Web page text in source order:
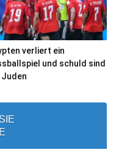
verliert ein
und schuld sind
Juden